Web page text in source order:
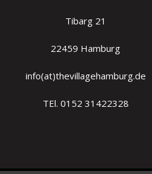
Tibarg 21
22459 Hamburg
info(at)thevillagehamburg.de
TEl. 0152 31422328